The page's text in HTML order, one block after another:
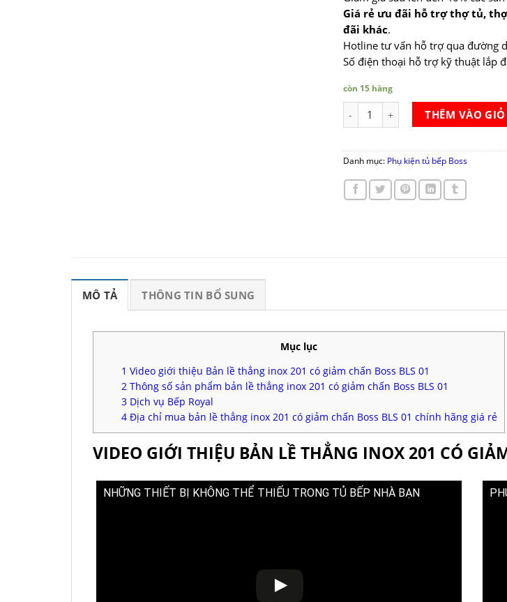
Giá rẻ ưu đãi hỗ trợ thợ tủ,
đãi khác.
Hotline tư vấn hỗ trợ qua đường
Số điện thoại hỗ trợ kỹ thuật lắp
còn 15 hàng
Bản lề thẳng inox 201 có giảm chấn
THÊM VÀO
Danh mục: Phụ kiện tủ bếp Boss
MÔ TẢ THÔNG TIN BỔ SUNG
Mục lục
1 Video giới thiệu Bản lề thẳng inox 201 có giảm chấn Boss BLS 01
2 Thông số sản phẩm bản lề thẳng inox 201 có giảm chấn Boss BLS 01
3 Dịch vụ Bếp Royal
4 Địa chỉ mua bản lề thẳng inox 201 có giảm chấn Boss BLS 01 chính hãng giá rẻ
VIDEO GIỚI THIỆU BẢN LỀ THẲNG INOX 201 CÓ
NHỮNG THIẾT BỊ KHÔNG THỂ THIẾU TRONG TỦ BẾP NHÀ BẠN